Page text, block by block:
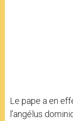
Le pape a en
l’angélus